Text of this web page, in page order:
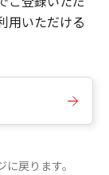
用いただける
戻ります。